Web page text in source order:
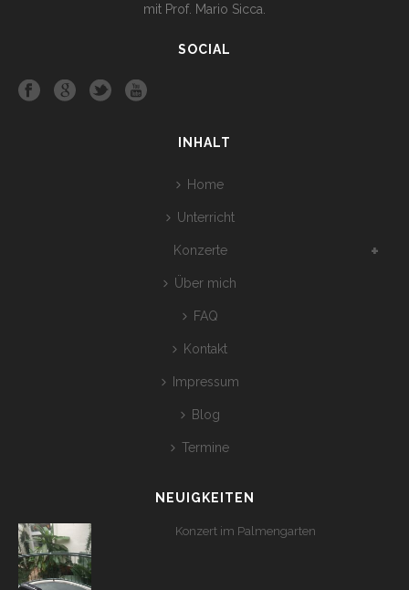
mit Prof. Mario Sicca.
SOCIAL
INHALT
Home
Unterricht
Konzerte
Über mich
FAQ
Kontakt
Impressum
Blog
Termine
NEUIGKEITEN
Konzert im Palmengarten